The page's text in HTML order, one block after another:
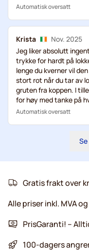
Automatisk oversatt
Krista
Nov. 2025
Jeg liker absolutt
trykke for hardt på
lenge du kverner vil
stort rot når du tar av
gruten fra koppen. I
for høy med tanke på
Automatisk oversatt
Gratis frakt over
Alle priser inkl. MVA
PrisGaranti! –
100-dagers